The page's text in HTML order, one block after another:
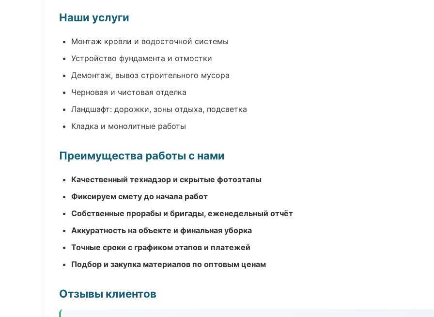
Наши услуги
Монтаж кровли и водосточной системы
Устройство фундамента и отмостки
Демонтаж, вывоз строительного мусора
Черновая и чистовая отделка
Ландшафт: дорожки, зоны отдыха, подсветка
Кладка и монолитные работы
Преимущества работы с нами
Качественный технадзор и скрытые фотоэтапы
Фиксируем смету до начала работ
Собственные прорабы и бригады, еженедельный отчёт
Аккуратность на объекте и финальная уборка
Точные сроки с графиком этапов и платежей
Подбор и закупка материалов по оптовым ценам
Отзывы клиентов